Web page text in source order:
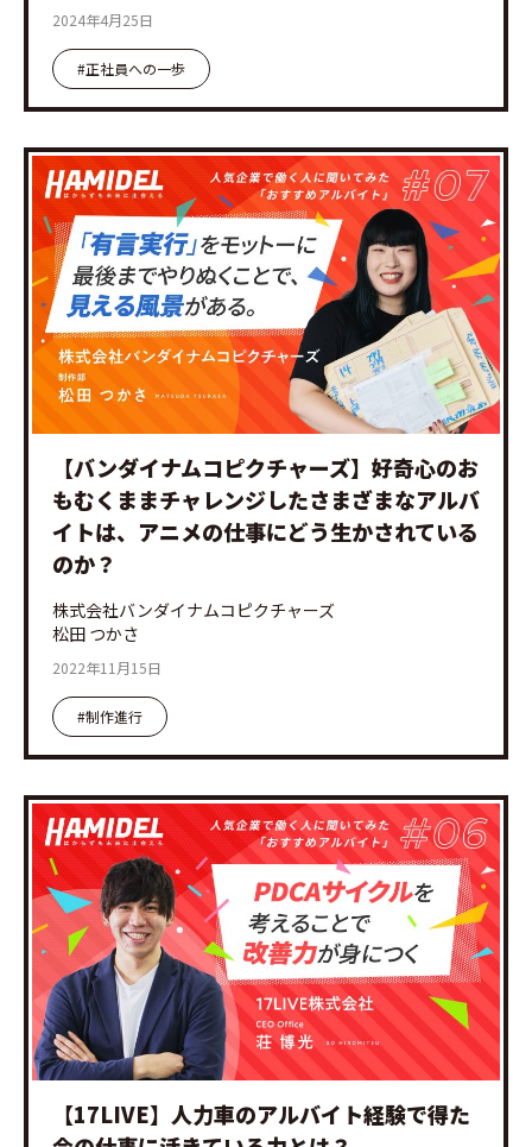
2024年4月25日
#正社員への一歩
【バンダイナムコピクチャーズ】好奇心のお
もむくままチャレンジしたさまざまなアルバ
イトは、アニメの仕事にどう生かされている
のか？
株式会社バンダイナムコピクチャーズ
松田 つかさ
2022年11月15日
#制作進行
【17LIVE】人力車のアルバイト経験で得た